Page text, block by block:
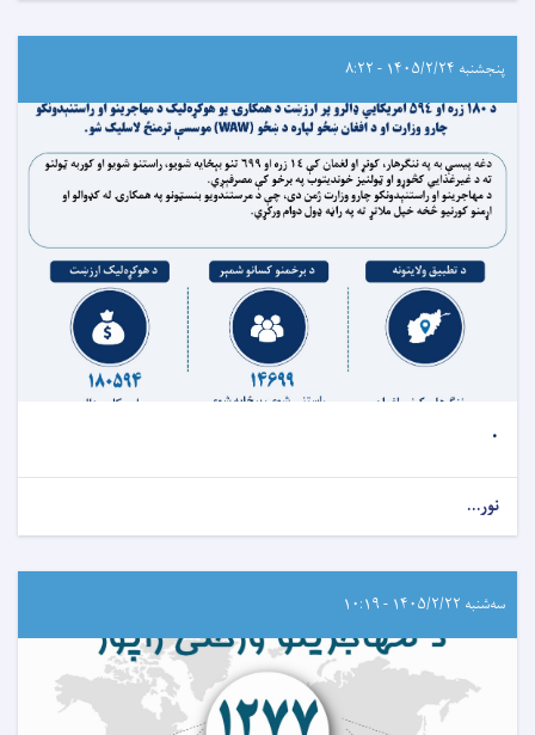
پنجشنبه ۱۴۰۵/۲/۲۴ - ۸:۲۲
.
نور...
سه‌شنبه ۱۴۰۵/۲/۲۲ - ۱۰:۱۹